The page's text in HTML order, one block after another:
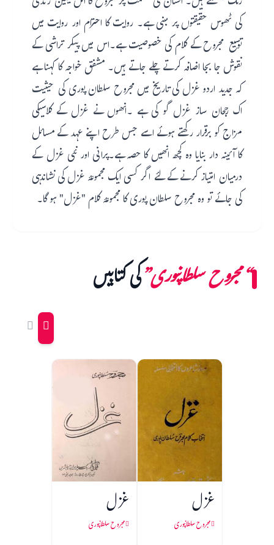
کی ٹھوس حقیقتوں پر مبنی ہے۔ روایت کا احترام اور روایت میں
توسیع مجروح کے کلام کی خصوصیت ہے۔اس میں پیکر تراشی کے
نقوش جا بجا اضافہ کرتے چلے جاتے ہیں۔ مشفق خواجہ کا کہنا ہے
کہ جدید اردو غزل کی تاریخ میں مجروح سلطان پوری کی حیثیت
اک رجحان ساز غزل گو کی ہے ۔انھوں نے غزل کے کلاسیکی
مزاج کو برقرار رکھتے ہوئے اسے جس طرح اپنے عہد کے مسائل
کا آئینہ دار بنایا وہ کچھ انھیں کا حصہ ہے۔پرانی اور نئی غزل کے
درمیان امتیاز کرنے کے لئے اگر کسی ایک مجموعۂ غزل کی نشاندہی
کی جائے تو وہ مجروح سلطان پوری کا مجموعۂ کلام "غزل" ہو گا۔
“مجروح سلطانپوری”کی کتابیں
غزل
مجروح سلطانپوری
غزل
مجروح سلطانپوری